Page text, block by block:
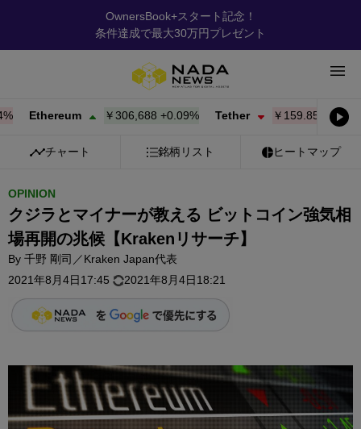
OwnersBook+スタート記念！
条件達成で最大30万円プレゼント
Ethereum ￥306,688 +0.09% Tether ￥159.85-0.01%
チャート 銘柄リスト ヒートマップ
OPINION
クジラとマイナーが教える ビットコイン強気相
場再開の兆候【Krakenリサーチ】
By 千野 剛司／Kraken Japan代表
2021年8月4日17:45
2021年8月4日18:21